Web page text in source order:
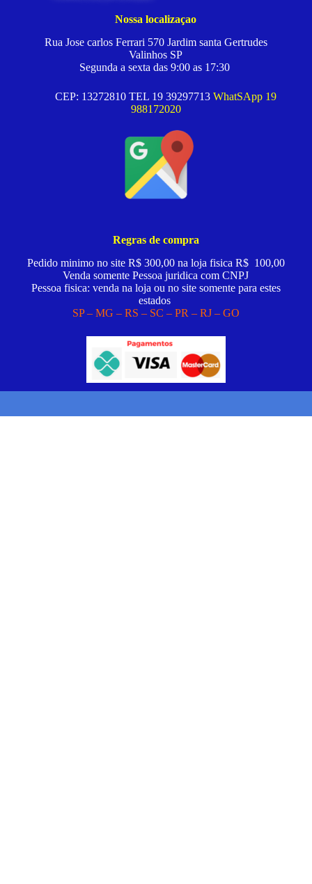
Nossa localizaçao
Rua Jose carlos Ferrari 570 Jardim santa Gertrudes
Valinhos SP
Segunda a sexta das 9:00 as 17:30
CEP: 13272810 TEL 19 39297713 WhatSApp 19
988172020
Regras de compra
Pedido minimo no site R$ 300,00 na loja fisica R$ 100,00
Venda somente Pessoa juridica com CNPJ
Pessoa fisica: venda na loja ou no site somente para estes
estados
SP – MG – RS – SC – PR – RJ – GO